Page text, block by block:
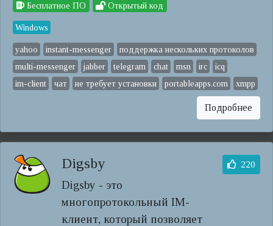
Бесплатное ПО Открытый код
Windows
yahoo instant-messenger
поддержка нескольких протоколов
multi-messenger
jabber telegram chat msn irc
icq
im-client
чат не требует установки portableapps.com xmpp
Подробнее
Digsby
Digsby - это
многопротокольный IM-
клиент, который позволяет
220